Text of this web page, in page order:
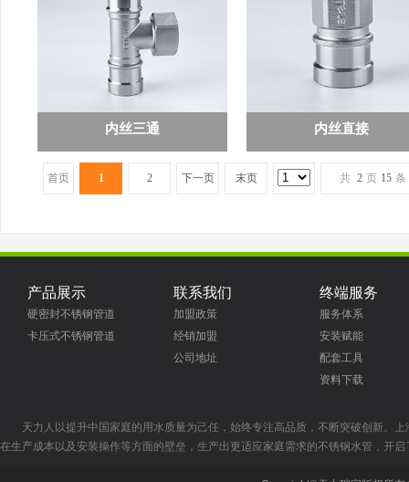
内丝三通 内丝直接
首页 1 2 下一页 末页 共 2 页 15 条
产品展示
硬密封不锈钢管道
卡压式不锈钢管道
联系我们
加盟政策
经销加盟
公司地址
终端服务
服务体系
安装赋能
配套工具
资料下载
天力人以提升中国家庭的用水质量为己任，始终专注高品质，不断突破创新。
在生产成本以及安装操作等方面的壁垒，生产出更适应家庭需求的不锈钢水管，开